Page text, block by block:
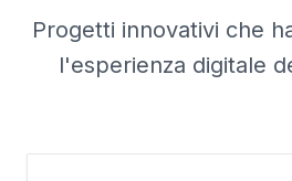
Progetti innovativi che
l'esperienza digitale